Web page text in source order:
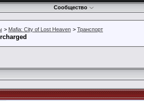
Сообщество
> Mafia: City of Lost Heaven > Транспорт